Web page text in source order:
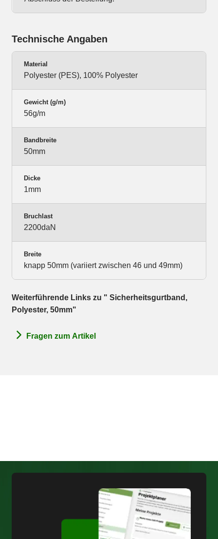
Technische Angaben
Material
Polyester (PES), 100% Polyester
Gewicht (g/m)
56g/m
Bandbreite
50mm
Dicke
1mm
Bruchlast
2200daN
Breite
knapp 50mm (variiert zwischen 46 und 49mm)
Weiterführende Links zu " Sicherheitsgurtband,
Polyester, 50mm"
Fragen zum Artikel